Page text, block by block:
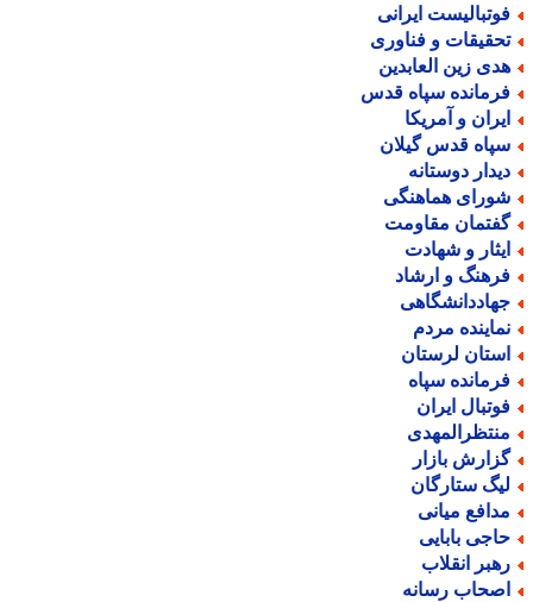
ایرانی
و فناوری
زین العابدین
سپاه قدس
و آمریکا
قدس گیلان
دوستانه
هماهنگی
مقاومت
و شهادت
و ارشاد
مردم
لرستان
سپاه
ایران
بازار
ستارگان
میانی
بابایی
انقلاب
رسانه